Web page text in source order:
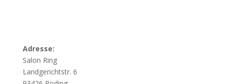
Adresse:
Salon Ring
Landgerichtstr. 6